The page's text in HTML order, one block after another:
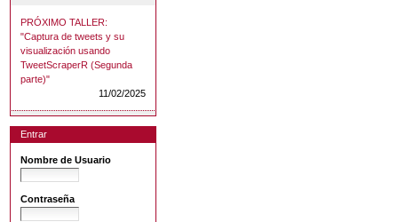
PRÓXIMO TALLER:
"Captura de tweets y su
visualización usando
TweetScraperR (Segunda
parte)"
11/02/2025
Entrar
Nombre de Usuario
Contraseña